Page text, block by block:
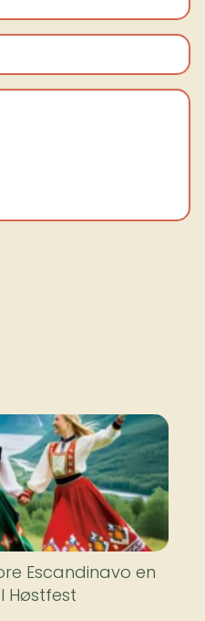
Escandinavo en
Høstfest